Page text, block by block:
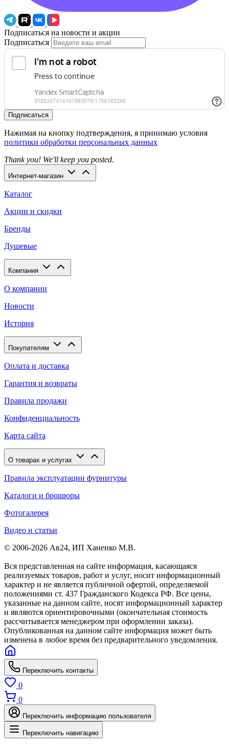
Подписаться на новости и акции
Подписаться
Подписаться
Нажимая на кнопку подтверждения, я принимаю условия
политики обработки персональных данных
Thank you! We'll keep you posted.
Интернет-магазин
Каталог
Акции и скидки
Бренды
Душевые
Компания
О компании
Новости
История
Покупателям
Оплата и доставка
Гарантия и возвраты
Правила продажи
Конфиденциальность
Карта сайта
О товарах и услугах
Правила эксплуатации фурнитуры
Каталоги и брошюры
Фотогалерея
Видео и статьи
© 2006-2026 Ав24, ИП Ханенко М.В.
Вся представленная на сайте информация, касающаяся
реализуемых товаров, работ и услуг, носит информационный
характер и не является публичной офертой, определяемой
положениями ст. 437 Гражданского Кодекса РФ. Все цены,
указанные на данном сайте, носят информационный характер
и являются ориентировочными (окончательная стоимость
рассчитывается менеджером при оформлении заказа).
Опубликованная на данном сайте информация может быть
изменена в любое время без предварительного уведомления.
Переключить контакты
0
0
Переключить информацию пользователя
Переключить навигацию